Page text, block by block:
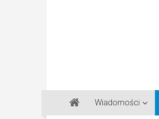
Gazeta
Regionalna
Wiadomości